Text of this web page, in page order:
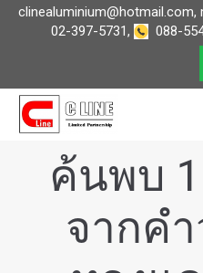
clinealuminium@hotmail.com,
02-397-5731, 088-
ค้นพบ
จากค